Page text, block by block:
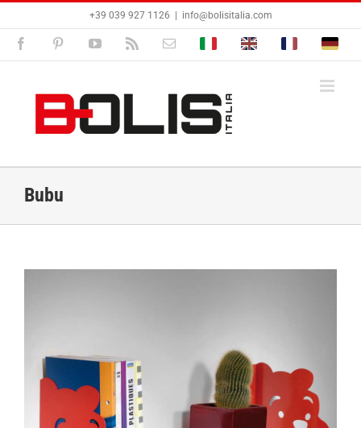
contenuto
+39 039 927 1126 info@bolisitalia.com
FacebookPinterestYouTube EmailBolisitalia.itBolisitalia.comBolisitalia.fr
Bubu